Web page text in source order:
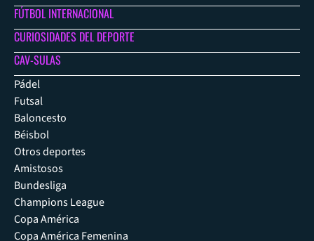
FÚTBOL INTERNACIONAL
CURIOSIDADES DEL DEPORTE
CAV-SULAS
Pádel
Futsal
Baloncesto
Béisbol
Otros deportes
Amistosos
Bundesliga
Champions League
Copa América
Copa América Femenina